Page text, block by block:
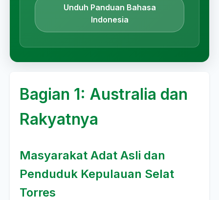
Unduh Panduan Bahasa
Indonesia
Bagian 1: Australia dan
Rakyatnya
Masyarakat Adat Asli dan
Penduduk Kepulauan Selat
Torres